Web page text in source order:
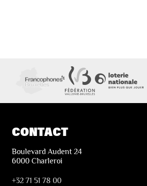
CONTACT
Boulevard Audent 24
6000 Charleroi
+32 71 51 78 00